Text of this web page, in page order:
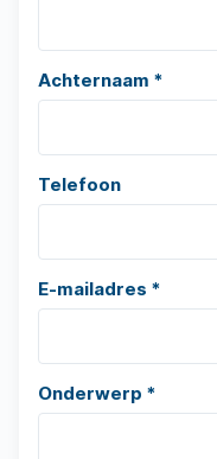
Achternaam *
Telefoon
E-mailadres *
Onderwerp *